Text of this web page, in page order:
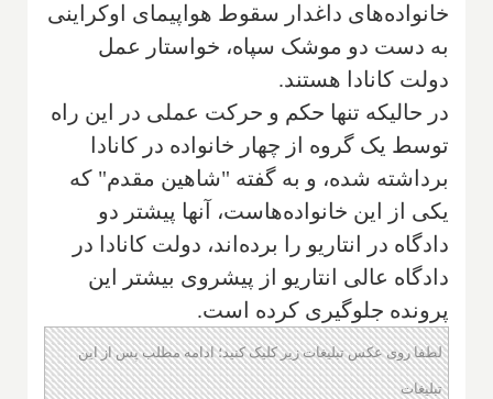
خانواده‌های داغدار سقوط هواپیمای اوکراینی
به دست دو موشک سپاه، خواستار عمل
دولت کانادا هستند.
در حالیکه تنها حکم و حرکت عملی در این راه
توسط یک گروه از چهار خانواده در کانادا
برداشته شده، و به گفته "شاهین مقدم" که
یکی از این خانواده‌هاست، آنها پیشتر دو
دادگاه در انتاریو را برده‌اند، دولت کانادا در
دادگاه عالی انتاریو از پیشروی بیشتر این
پرونده جلوگیری کرده است.
لطفا روی عکس تبلیغات زیر کلیک کنید؛ ادامه مطلب پس از این
تبلیغات